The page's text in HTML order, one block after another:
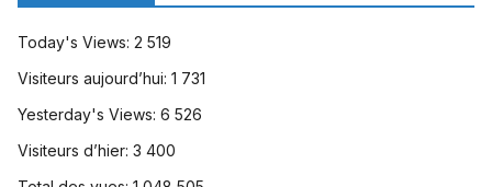
Today's Views: 2 519
Visiteurs aujourd’hui: 1 731
Yesterday's Views: 6 526
Visiteurs d’hier: 3 400